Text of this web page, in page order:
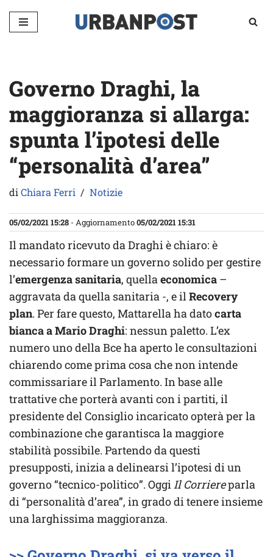
Vai
Governo Draghi, la
maggioranza si allarga:
spunta l’ipotesi delle
“personalità d’area”
diChiara Ferri Notizie
05/02/2021 15:28 - Aggiornamento05/02/2021 15:31
Il mandato ricevuto da Draghi è chiaro: è
necessario formare un governo solido per gestire
l’emergenza sanitaria, quellaeconomica –
aggravata da quella sanitaria -, e ilRecovery
plan. Per fare questo, Mattarella ha datocarta
bianca a Mario Draghi: nessun paletto. L’ex
numero uno della Bce ha aperto le consultazioni
chiarendo come prima cosa che non intende
commissariare il Parlamento. In base alle
trattative che porterà avanti con i partiti, il
presidente del Consiglio incaricato opterà per la
combinazione che garantisca la maggiore
stabilità possibile. Partendo da questi
presupposti, inizia a delinearsi l’ipotesi di un
governo “tecnico-politico”. OggiIl Corriereparla
di “personalità d’area”, in grado di tenere insieme
una larghissima maggioranza.